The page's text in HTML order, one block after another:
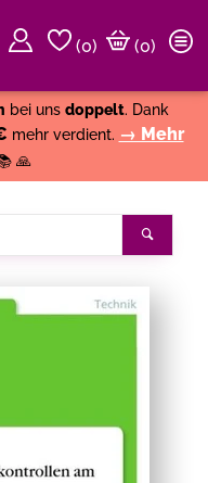
(0)
(0)
bei uns doppelt. Dank
mehr verdient. → Mehr
🙏